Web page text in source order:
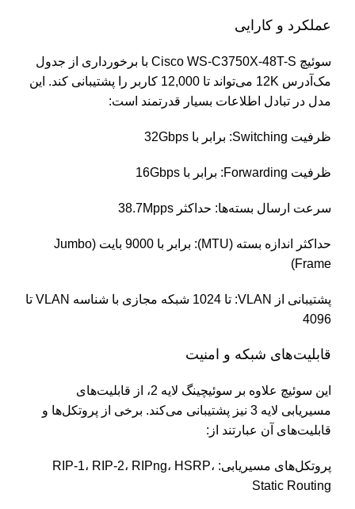
عملکرد و کارایی
سوئیچ Cisco WS-C3750X-48T-S با برخورداری از جدول
مک‌آدرس 12K می‌تواند تا 12,000 کاربر را پشتیبانی کند. این
مدل در تبادل اطلاعات بسیار قدرتمند است:
ظرفیت Switching: برابر با 32Gbps
ظرفیت Forwarding: برابر با 16Gbps
سرعت ارسال بسته‌ها: حداکثر 38.7Mpps
حداکثر اندازه بسته (MTU): برابر با 9000 بایت (Jumbo
Frame)
پشتیبانی از VLAN: تا 1024 شبکه مجازی با شناسه VLAN تا
4096
قابلیت‌های شبکه و امنیت
این سوئیچ علاوه بر سوئیچینگ لایه 2، از قابلیت‌های
مسیریابی لایه 3 نیز پشتیبانی می‌کند. برخی از پروتکل‌ها و
قابلیت‌های آن عبارتند از:
پروتکل‌های مسیریابی: RIP-1، RIP-2، RIPng، HSRP،
Static Routing